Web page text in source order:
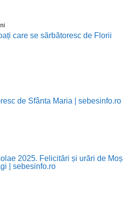
care se sărbătoresc de Florii
de Sfânta Maria | sebesinfo.ro
2025. Felicitări și urări de Moș
| sebesinfo.ro